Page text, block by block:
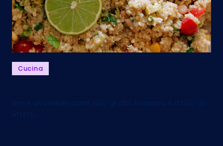
Posted
in
Cucina
Non è un cereale come tutti gli altri: la quinoa è a tutti gli